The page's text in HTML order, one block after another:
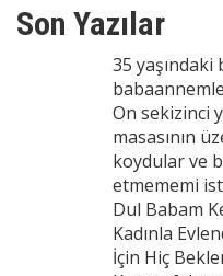
Son Yazılar
35 yaşındaki
On sekizinci
masasının
koydular ve
etmememi
Dul Babam
Kadınla
İçin Hiç